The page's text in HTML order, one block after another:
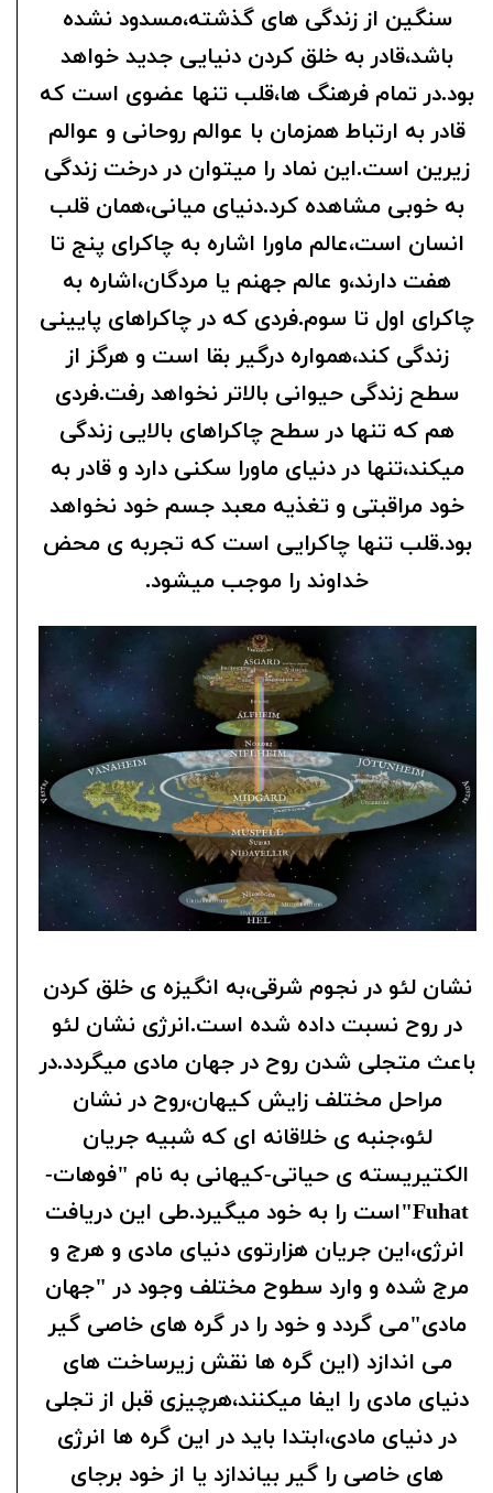
سنگین از زندگی های گذشته،مسدود نشده
باشد،قادر به خلق کردن دنیایی جدید خواهد
بود.در تمام فرهنگ ها،قلب تنها عضوی است که
قادر به ارتباط همزمان با عوالم روحانی و عوالم
زیرین است.این نماد را میتوان در درخت زندگی
به خوبی مشاهده کرد.دنیای میانی،همان قلب
انسان است،عالم ماورا اشاره به چاکرای پنج تا
هفت دارند،و عالم جهنم یا مردگان،اشاره به
چاکرای اول تا سوم.فردی که در چاکراهای پایینی
زندگی کند،همواره درگیر بقا است و هرگز از
سطح زندگی حیوانی بالاتر نخواهد رفت.فردی
هم که تنها در سطح چاکراهای بالایی زندگی
میکند،تنها در دنیای ماورا سکنی دارد و قادر به
خود مراقبتی و تغذیه معبد جسم خود نخواهد
بود.قلب تنها چاکرایی است که تجربه ی محض
خداوند را موجب میشود.
نشان لئو در نجوم شرقی،به انگیزه ی خلق کردن
در روح نسبت داده شده است.انرژی نشان لئو
باعث متجلی شدن روح در جهان مادی میگردد.در
مراحل مختلف زایش کیهان،روح در نشان
لئو،جنبه ی خلاقانه ای که شبیه جریان
الکتیریسته ی حیاتی-کیهانی به نام "فوهات-
Fuhat"است را به خود میگیرد.طی این دریافت
انرژی،این جریان هزارتوی دنیای مادی و هرج و
مرج شده و وارد سطوح مختلف وجود در "جهان
مادی"می گردد و خود را در گره های خاصی گیر
می اندازد (این گره ها نقش زیرساخت های
دنیای مادی را ایفا میکنند،هرچیزی قبل از تجلی
در دنیای مادی،ابتدا باید در این گره ها انرژی
های خاصی را گیر بیاندازد یا از خود برجای